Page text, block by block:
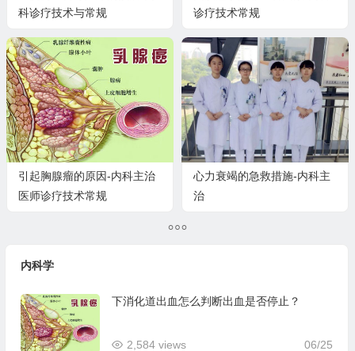
科诊疗技术与常规
诊疗技术常规
引起胸腺瘤的原因-内科主治
医师诊疗技术常规
心力衰竭的急救措施-内科主
治
内科学
下消化道出血怎么判断出血是否停止？
06/25
2,584 views